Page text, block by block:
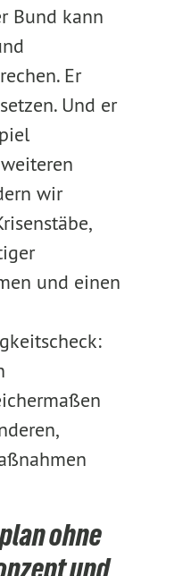
Bund kann
Er
Und er
wir
und einen
ohne
und